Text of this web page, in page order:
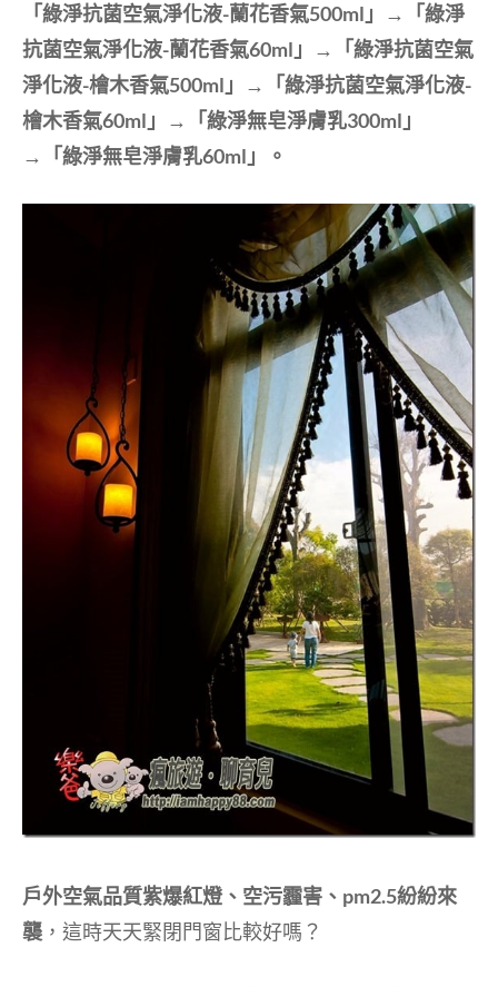
「綠淨抗菌空氣淨化液-蘭花香氣500ml」→「綠淨
抗菌空氣淨化液-蘭花香氣60ml」→「綠淨抗菌空氣
淨化液-檜木香氣500ml」→「綠淨抗菌空氣淨化液-
檜木香氣60ml」→「綠淨無皂淨膚乳300ml」
→「綠淨無皂淨膚乳60ml」。
戶外空氣品質紫爆紅燈、空污霾害、pm2.5紛紛來
襲 ，這時天天緊閉門窗比較好嗎？